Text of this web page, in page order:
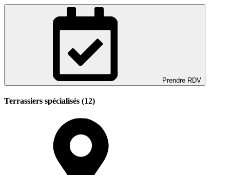
Prendre RDV
Terrassiers spécialisés (12)